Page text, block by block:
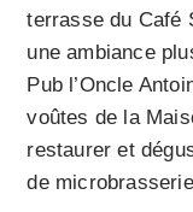
terrasse du Café
une ambiance
Pub l’Oncle
voûtes de la
restaurer et
de